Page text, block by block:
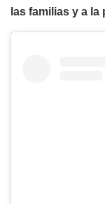
las familias y a